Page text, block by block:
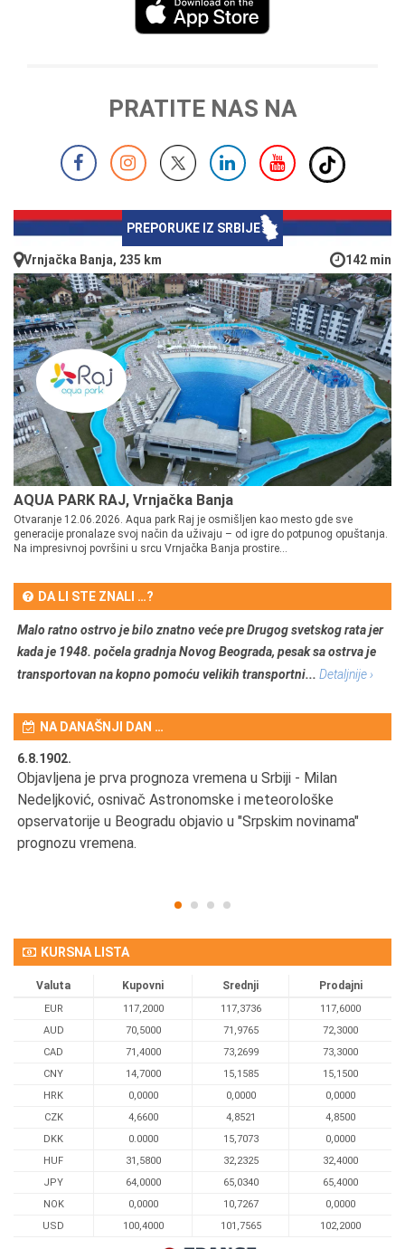
PRATITE NAS NA
PREPORUKE IZ SRBIJE
Vrnjačka Banja, 235 km 142 min
AQUA PARK RAJ, Vrnjačka Banja
Otvaranje 12.06.2026. Aqua park Raj je osmišljen kao mesto gde sve
generacije pronalaze svoj način da uživaju – od igre do potpunog opuštanja.
Na impresivnoj površini u srcu Vrnjačka Banja prostire...
DA LI STE ZNALI …?
Malo ratno ostrvo je bilo znatno veće pre Drugog svetskog rata jer
kada je 1948. počela gradnja Novog Beograda, pesak sa ostrva je
transportovan na kopno pomoću velikih transportni... Detaljnije ›
NA DANAŠNJI DAN …
6.8.1902.
Objavljena je prva prognoza vremena u Srbiji - Milan
Nedeljković, osnivač Astronomske i meteorološke
opservatorije u Beogradu objavio u "Srpskim novinama"
prognozu vremena.
KURSNA LISTA
Valuta Kupovni Srednji Prodajni
EUR 117,2000 117,3736
117,6000
AUD
70,5000 71,9765
72,3000
CAD
71,4000 73,2699
73,3000
CNY
14,7000 15,1585
15,1500
HRK
0,0000 0,0000
0,0000
CZK
4,6600 4,8521
4,8500
DKK
0.0000 15,7073
0,0000
HUF
31,5800 32,2325
32,4000
JPY
64,0000 65,0340
65,4000
NOK
0,0000 10,7267
0,0000
USD
100,4000 101,7565 102,2000